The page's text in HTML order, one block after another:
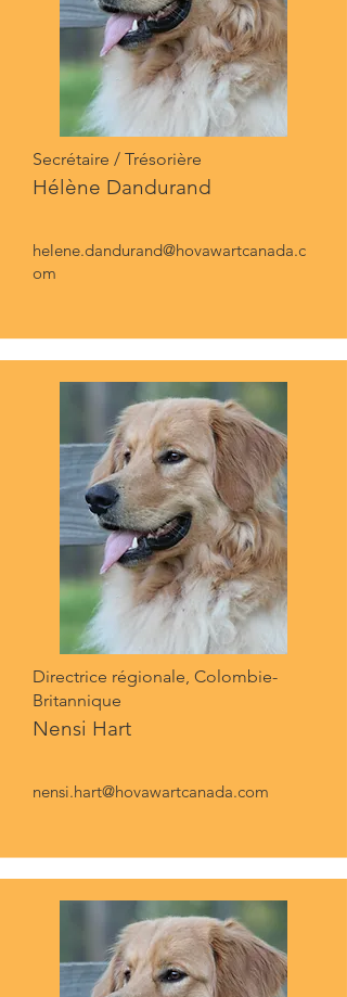
Secrétaire / Trésorière
Hélène Dandurand
helene.dandurand@hovawartcanada.c
om
Directrice régionale, Colombie-
Britannique
Nensi Hart
nensi.hart@hovawartcanada.com